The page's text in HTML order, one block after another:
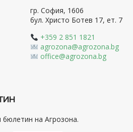
гр. София, 1606
бул. Христо Ботев 17, ет. 7
+359 2 851 1821
agrozona@agrozona.bg
office@agrozona.bg
на Агрозона.